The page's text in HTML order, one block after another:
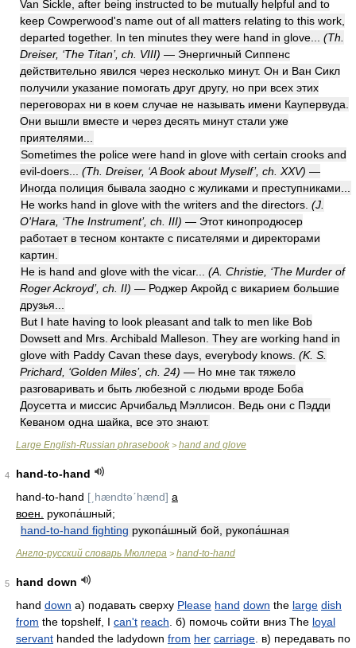
Van Sickle, after being instructed to be mutually helpful and to
keep Cowperwood's name out of all matters relating to this work,
departed together. In ten minutes they were hand in glove... (Th.
Dreiser, ‘The Titan’, ch. VIII) — Энергичный Сиппенс
действительно явился через несколько минут. Он и Ван Сикл
получили указание помогать друг другу, но при всех этих
переговорах ни в коем случае не называть имени Каупервуда.
Они вышли вместе и через десять минут стали уже
приятелями...
Sometimes the police were hand in glove with certain crooks and
evil-doers... (Th. Dreiser, ‘A Book about Myself’, ch. XXV) —
Иногда полиция бывала заодно с жуликами и преступниками...
He works hand in glove with the writers and the directors. (J.
O'Hara, ‘The Instrument’, ch. III) — Этот кинопродюсер
работает в тесном контакте с писателями и директорами
картин.
He is hand and glove with the vicar... (A. Christie, ‘The Murder of
Roger Ackroyd’, ch. II) — Роджер Акройд с викарием большие
друзья...
But I hate having to look pleasant and talk to men like Bob
Dowsett and Mrs. Archibald Malleson. They are working hand in
glove with Paddy Cavan these days, everybody knows. (K. S.
Prichard, ‘Golden Miles’, ch. 24) — Но мне так тяжело
разговаривать и быть любезной с людьми вроде Боба
Доусетта и миссис Арчибальд Мэллисон. Ведь они с Пэдди
Кеваном одна шайка, все это знают.
Large English-Russian phrasebook > hand and glove
4
hand-to-hand
hand-to-hand [ˏhændtəˊhænd] a
воен.
рукопа́шный;
hand-to-hand fighting рукопа́шный бой, рукопа́шная
Англо-русский словарь Мюллера > hand-to-hand
5
hand down
hand down а) подавать сверху Please hand down the large dish
from the topshelf, I can't reach . б) помочь сойти вниз The loyal
servant handed the ladydown from her carriage . в) передавать по